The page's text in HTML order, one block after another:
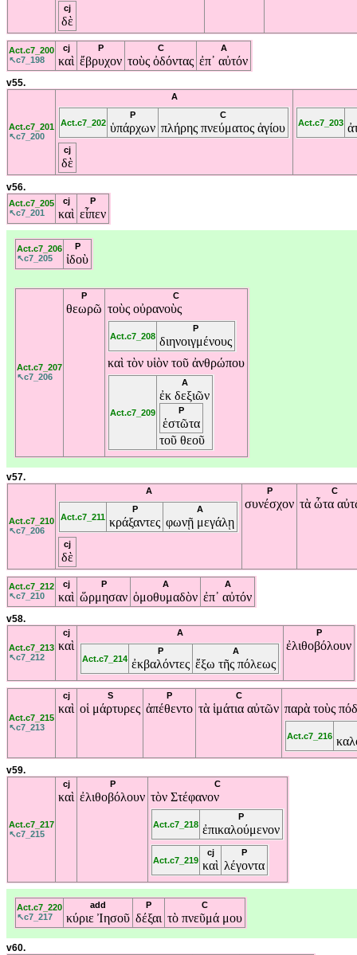
cj
δὲ
Act.c7_200
↖c7_198
cj
καὶ
P
ἔβρυχον
C
τοὺς ὀδόντας
A
ἐπ᾽ αὐτόν
v55.
Act.c7_201
↖c7_200
A
Act.c7_202
P
ὑπάρχων
C
πλήρης πνεύματος ἁγίου
cj
δὲ
Act.c7_203
v56.
Act.c7_205
↖c7_201
cj
καὶ
P
εἶπεν
Act.c7_206
↖c7_205
P
ἰδοὺ
Act.c7_207
↖c7_206
P
θεωρῶ
C
τοὺς οὐρανοὺς
Act.c7_208
P
διηνοιγμένους
καὶ τὸν υἱὸν τοῦ ἀνθρώπου
Act.c7_209
A
ἐκ δεξιῶν
P
ἑστῶτα
τοῦ θεοῦ
v57.
Act.c7_210
↖c7_206
A
Act.c7_211
P
κράξαντες
A
φωνῇ μεγάλῃ
cj
δὲ
P
συνέσχον
C
τὰ ὦτα
Act.c7_212
↖c7_210
cj
καὶ
P
ὥρμησαν
A
ὁμοθυμαδὸν
A
ἐπ᾽ αὐτόν
v58.
Act.c7_213
↖c7_212
cj
καὶ
A
Act.c7_214
P
ἐκβαλόντες
A
ἔξω τῆς πόλεως
P
ἐλιθοβόλουν
Act.c7_215
↖c7_213
cj
καὶ
S
οἱ μάρτυρες
P
ἀπέθεντο
C
τὰ ἱμάτια αὐτῶν παρὰ τοὺς
Act.c7_216
v59.
Act.c7_217
↖c7_215
cj
καὶ
P
ἐλιθοβόλουν
C
τὸν Στέφανον
Act.c7_218
P
ἐπικαλούμενον
Act.c7_219
cj
καὶ
P
λέγοντα
Act.c7_220
↖c7_217
add
κύριε Ἰησοῦ
P
δέξαι
C
τὸ πνεῦμά μου
v60.